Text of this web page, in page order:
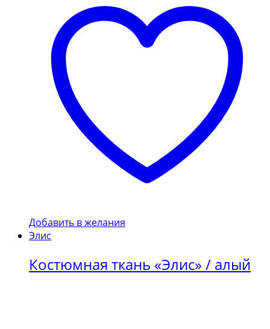
Добавить в желания
Элис
Костюмная ткань «Элис» / алый